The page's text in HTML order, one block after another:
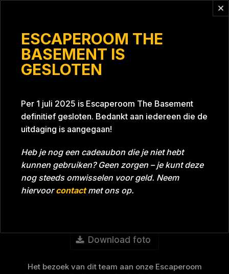
ESCAPEROOM THE
BASEMENT IS
GESLOTEN
Per 1 juli 2025 is Escaperoom The Basement
definitief gesloten. Bedankt aan iedereen die de
uitdaging is aangegaan!
Heb je nog een cadeaubon die je niet hebt
kunnen gebruiken? Geen zorgen – je kunt deze
nog steeds omwisselen voor geld. Neem
hiervoorcontactmet ons op.
Tijd Bijna gehaald Datum 08-02-2024
Room Project Blue 26A8
Download foto
Het bezoek van dit team aan onze Escaperoom